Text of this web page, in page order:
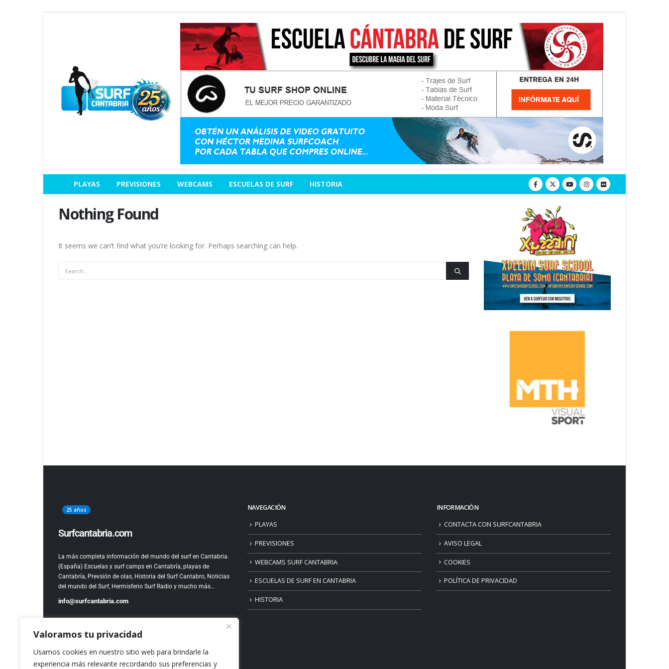
Valoramos tu privacidad
Usamos cookies en nuestro sitio web para brindarle la
experiencia más relevante recordando sus preferencias y
PLAYAS PREVISIONES WEBCAMS ESCUELAS DE SURF HISTORIA
Nothing Found
It seems we can’t find what you’re looking for. Perhaps searching can help.
25 años
Surfcantabria.com
La más completa información del mundo del surf en Cantabria.
(España) Escuelas y surf camps en Cantabría, playas de
Cantabría, Prevsión de olas, Historia del Surf Cantabro, Noticias
del mundo del Surf, Hermisferio Surf Radio y mucho más…
info@surfcantabria.com
NAVEGACIÓN
PLAYAS
PREVISIONES
WEBCAMS SURF CANTABRIA
ESCUELAS DE SURF EN CANTABRIA
HISTORIA
INFORMACIÓN
CONTACTA CON SURFCANTABRIA
AVISO LEGAL
COOKIES
POLÍTICA DE PRIVACIDAD